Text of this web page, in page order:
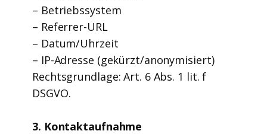
– Betriebssystem
– Referrer-URL
– Datum/Uhrzeit
– IP-Adresse (gekürzt/anonymisiert)
Rechtsgrundlage: Art. 6 Abs. 1 lit. f
DSGVO.
3. Kontaktaufnahme